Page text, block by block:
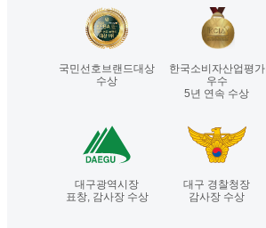
국민선호브랜드대상
수상
한국소비자산업평가
우수
5년 연속 수상
대구광역시장
표창, 감사장 수상
대구 경찰청장
감사장 수상